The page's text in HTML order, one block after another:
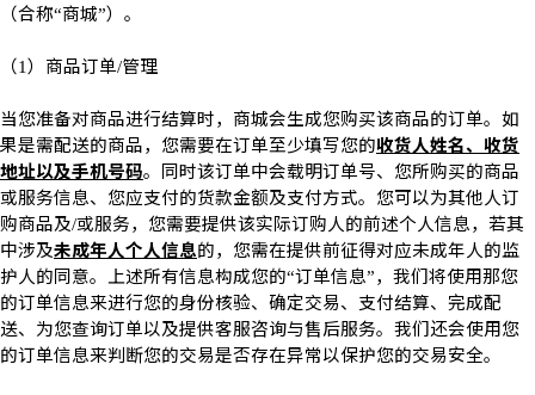
（合称“商城”）。
（1）商品订单/管理
当您准备对商品进行结算时，商城会生成您购买该商品的订单。如
果是需配送的商品，您需要在订单至少填写您的收货人姓名、收货
地址以及手机号码。同时该订单中会载明订单号、您所购买的商品
或服务信息、您应支付的货款金额及支付方式。您可以为其他人订
购商品及/或服务，您需要提供该实际订购人的前述个人信息，若其
中涉及未成年人个人信息的，您需在提供前征得对应未成年人的监
护人的同意。上述所有信息构成您的“订单信息”，我们将使用那您
的订单信息来进行您的身份核验、确定交易、支付结算、完成配
送、为您查询订单以及提供客服咨询与售后服务。我们还会使用您
的订单信息来判断您的交易是否存在异常以保护您的交易安全。